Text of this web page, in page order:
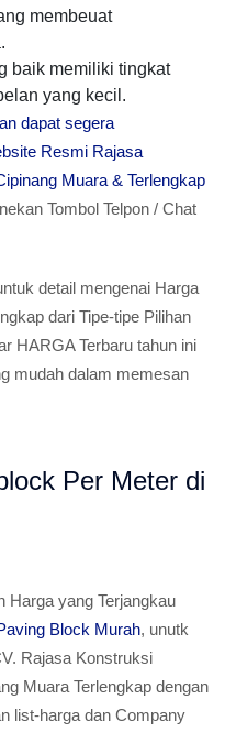
membeuat
baik memiliki tingkat
yang kecil.
dapat segera
Resmi Rajasa
Muara & Terlengkap
Tombol Telpon / Chat
detail mengenai Harga
dari Tipe-tipe Pilihan
HARGA Terbaru tahun ini
mudah dalam memesan
Per Meter di
yang Terjangkau
Block Murah, unutk
Rajasa Konstruksi
Muara Terlengkap dengan
list-harga dan Company